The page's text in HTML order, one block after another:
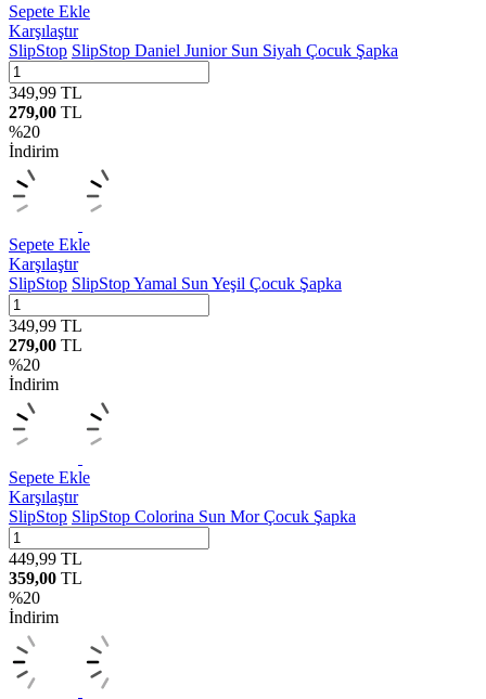
Sepete Ekle
Karşılaştır
SlipStop SlipStop Daniel Junior Sun Siyah Çocuk Şapka
349,99 TL
279,00 TL
%20
İndirim
Sepete Ekle
Karşılaştır
SlipStop SlipStop Yamal Sun Yeşil Çocuk Şapka
349,99 TL
279,00 TL
%20
İndirim
Sepete Ekle
Karşılaştır
SlipStop SlipStop Colorina Sun Mor Çocuk Şapka
449,99 TL
359,00 TL
%20
İndirim